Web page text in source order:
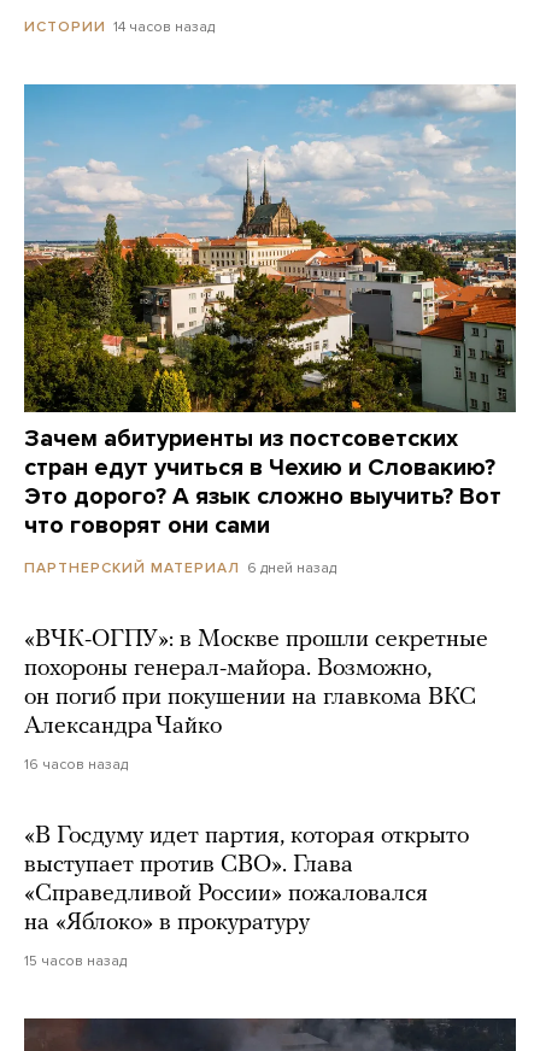
ИСТОРИИ 14 часов назад
Зачем абитуриенты из постсоветских
стран едут учиться в Чехию и Словакию?
Это дорого? А язык сложно выучить? Вот
что говорят они сами
ПАРТНЕРСКИЙ МАТЕРИАЛ 6 дней назад
«ВЧК-ОГПУ»: в Москве прошли секретные
похороны генерал-майора. Возможно,
он погиб при покушении на главкома ВКС
Александра Чайко
16 часов назад
«В Госдуму идет партия, которая открыто
выступает против СВО». Глава
«Справедливой России» пожаловался
на «Яблоко» в прокуратуру
15 часов назад